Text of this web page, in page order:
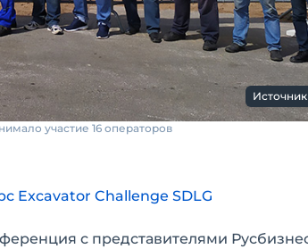
участие 16 операторов
Excavator Challenge SDLG
с представителями